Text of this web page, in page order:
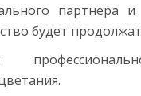
партнера и
будет